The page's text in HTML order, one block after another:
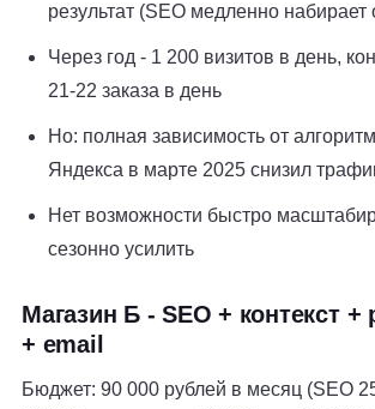
результат (SEO медленно набирает
Через год - 1 200 визитов в день,
21-22 заказа в день
Но: полная зависимость от
Яндекса в марте 2025 снизил
Нет возможности быстро
сезонно усилить
Магазин Б - SEO + контекст +
+ email
Бюджет: 90 000 рублей в месяц (SEO